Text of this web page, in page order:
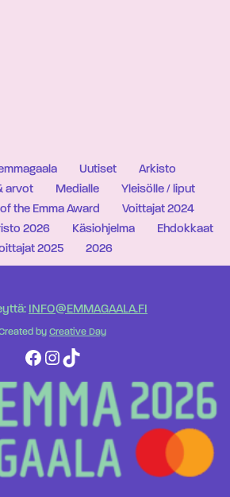
Uutiset
Arkisto
arvot
Medialle
Yleisölle / liput
the Emma Award
Voittajat 2024
2026 Käsiohjelma
Ehdokkaat
2025
2026
INFO@EMMAGAALA.FI
by Creative Day